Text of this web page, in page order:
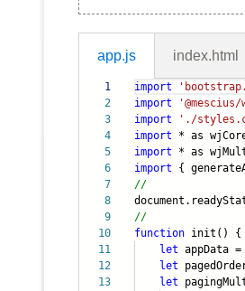
app.js index.html
1
2
3
4
5
6
7
8
9
10
11
12
13
import
import
import
'./
import * as
import * as
import {
//
//
function init() {
let appData
let
let